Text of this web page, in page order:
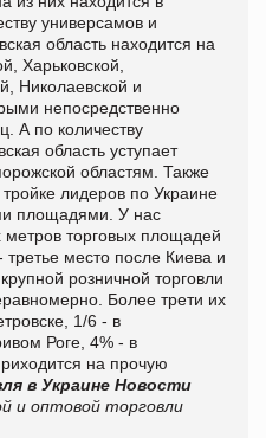
универсамов и
область находится на
Харьковской,
Николаевской и
непосредственно
А по количеству
область уступает
областям. Также
лидеров по Украине
площадями. У нас
метров торговых площадей
место после Киева и
розничной торговли
Более трети их
1/6 - в
Роге, 4% - в
на прочую
в Украине Новости
и оптовой торговли